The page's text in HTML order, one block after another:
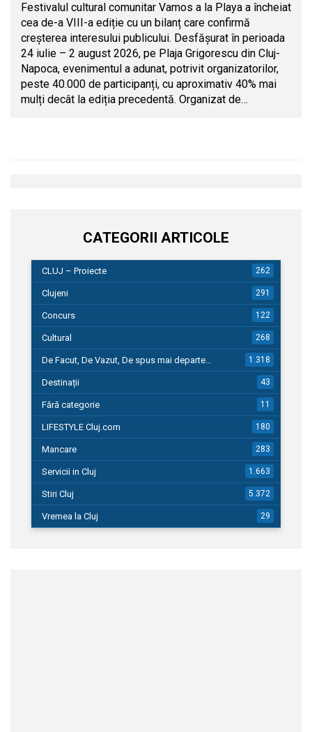
Festivalul cultural comunitar Vamos a la Playa a încheiat
cea de-a VIII-a ediție cu un bilanț care confirmă
creșterea interesului publicului. Desfășurat în perioada
24 iulie – 2 august 2026, pe Plaja Grigorescu din Cluj-
Napoca, evenimentul a adunat, potrivit organizatorilor,
peste 40.000 de participanți, cu aproximativ 40% mai
mulți decât la ediția precedentă. Organizat de…
CATEGORII ARTICOLE
CLUJ – Proiecte 262
Clujeni 291
Concurs 122
Cultural 268
De Facut, De Vazut, De spus mai departe… 1.318
Destinații 43
Fără categorie 11
LIFESTYLE Cluj.com 180
Mancare 283
Servicii in Cluj 1.663
Stiri Cluj 5.372
Vremea la Cluj 29